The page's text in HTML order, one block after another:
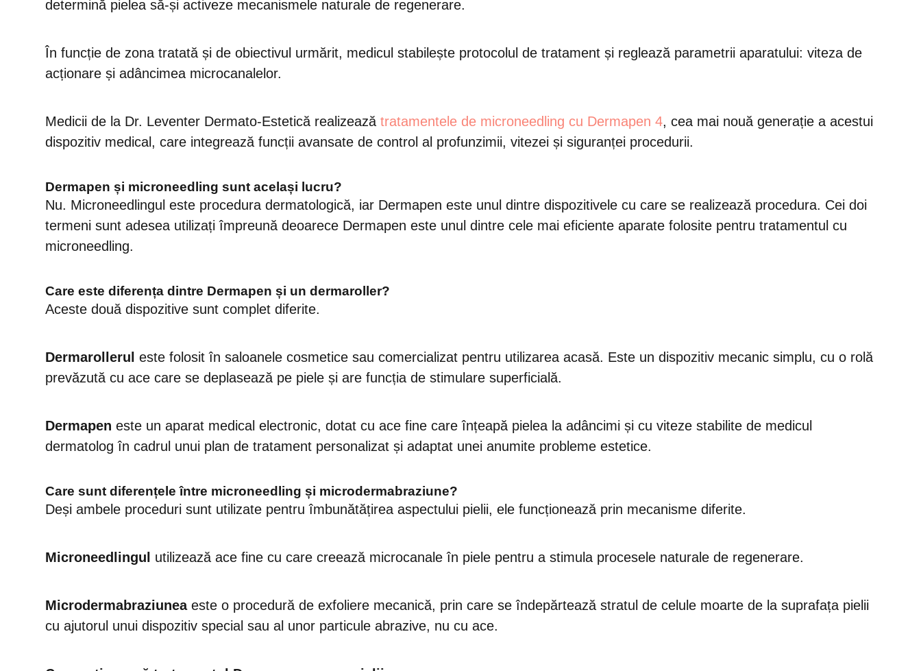
determină pielea să-și activeze mecanismele naturale de regenerare.
În funcție de zona tratată și de obiectivul urmărit, medicul stabilește protocolul de tratament și reglează parametrii aparatului: viteza de
acționare și adâncimea microcanalelor.
Medicii de la Dr. Leventer Dermato-Estetică realizează tratamentele de microneedling cu Dermapen 4, cea mai nouă generație a acestui
dispozitiv medical, care integrează funcții avansate de control al profunzimii, vitezei și siguranței procedurii.
Dermapen și microneedling sunt același lucru?
Nu. Microneedlingul este procedura dermatologică, iar Dermapen este unul dintre dispozitivele cu care se realizează procedura. Cei doi
termeni sunt adesea utilizați împreună deoarece Dermapen este unul dintre cele mai eficiente aparate folosite pentru tratamentul cu
microneedling.
Care este diferența dintre Dermapen și un dermaroller?
Aceste două dispozitive sunt complet diferite.
Dermarollerul este folosit în saloanele cosmetice sau comercializat pentru utilizarea acasă. Este un dispozitiv mecanic simplu, cu o rolă
prevăzută cu ace care se deplasează pe piele și are funcția de stimulare superficială.
Dermapen este un aparat medical electronic, dotat cu ace fine care înțeapă pielea la adâncimi și cu viteze stabilite de medicul
dermatolog în cadrul unui plan de tratament personalizat și adaptat unei anumite probleme estetice.
Care sunt diferențele între microneedling și microdermabraziune?
Deși ambele proceduri sunt utilizate pentru îmbunătățirea aspectului pielii, ele funcționează prin mecanisme diferite.
Microneedlingul utilizează ace fine cu care creează microcanale în piele pentru a stimula procesele naturale de regenerare.
Microdermabraziuneaeste o procedură de exfoliere mecanică, prin care se îndepărtează stratul de celule moarte de la suprafața pielii
cu ajutorul unui dispozitiv special sau al unor particule abrazive, nu cu ace.